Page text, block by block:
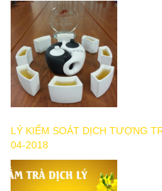
LÝ KIỂM SOÁT DỊCH TƯỢNG
04-2018